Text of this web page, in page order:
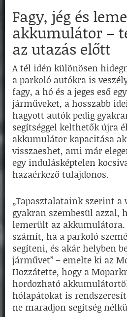
Fagy, jég és
akkumulátor –
az utazás előtt
A tél idén különösen
a parkoló autókra is
fagy, a hó és a jeges eső
járműveket, a hosszabb
hagyott autók pedig
segítséggel kelthetők újra
akkumulátor kapacitása
visszaeshet, ami már
egy indulásképtelen
hazaérkező tulajdonos.
„Tapasztalataink szerint a
gyakran szembesül azzal,
lemerült az
számít, ha a parkoló
segíteni, és akár helyben
járművet” – emelte ki az
Hozzátette, hogy a
hordozható
hólapátokat is
ne maradjon segítség